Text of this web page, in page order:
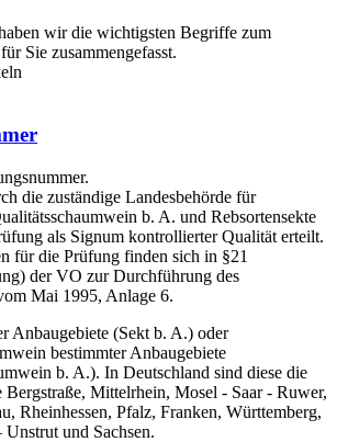
wir die wichtigsten Begriffe zum
Sie zusammengefasst.
die zuständige Landesbehörde für
b. A. und Rebsortensekte
als Signum kontrollierter Qualität erteilt.
für die Prüfung finden sich in §21
der VO zur Durchführung des
Mai 1995, Anlage 6.
Anbaugebiete (Sekt b. A.) oder
bestimmter Anbaugebiete
b. A.). In Deutschland sind diese die
Bergstraße, Mittelrhein, Mosel - Saar - Ruwer,
Rheinhessen, Pfalz, Franken, Württemberg,
Unstrut und Sachsen.